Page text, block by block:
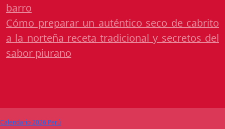
barro
Cómo preparar un auténtico seco de cabrito
a la norteña receta tradicional y secretos del
sabor piurano
Calendario 2026 Perú